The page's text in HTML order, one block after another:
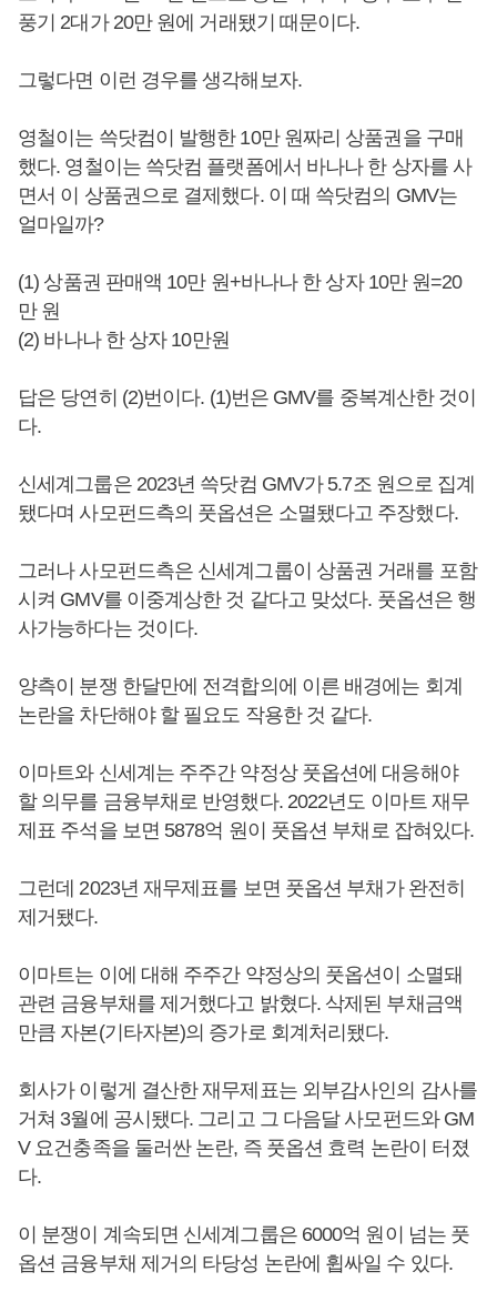
풍기 2대가 20만 원에 거래됐기 때문이다.
그렇다면 이런 경우를 생각해보자.
영철이는 쓱닷컴이 발행한 10만 원짜리 상품권을 구매
했다. 영철이는 쓱닷컴 플랫폼에서 바나나 한 상자를 사
면서 이 상품권으로 결제했다. 이 때 쓱닷컴의 GMV는
얼마일까?
(1) 상품권 판매액 10만 원+바나나 한 상자 10만 원=20
만 원
(2) 바나나 한 상자 10만원
답은 당연히 (2)번이다. (1)번은 GMV를 중복계산한 것이
다.
신세계그룹은 2023년 쓱닷컴 GMV가 5.7조 원으로 집계
됐다며 사모펀드측의 풋옵션은 소멸됐다고 주장했다.
그러나 사모펀드측은 신세계그룹이 상품권 거래를 포함
시켜 GMV를 이중계상한 것 같다고 맞섰다. 풋옵션은 행
사가능하다는 것이다.
양측이 분쟁 한달만에 전격합의에 이른 배경에는 회계
논란을 차단해야 할 필요도 작용한 것 같다.
이마트와 신세계는 주주간 약정상 풋옵션에 대응해야
할 의무를 금융부채로 반영했다. 2022년도 이마트 재무
제표 주석을 보면 5878억 원이 풋옵션 부채로 잡혀있다.
그런데 2023년 재무제표를 보면 풋옵션 부채가 완전히
제거됐다.
이마트는 이에 대해 주주간 약정상의 풋옵션이 소멸돼
관련 금융부채를 제거했다고 밝혔다. 삭제된 부채금액
만큼 자본(기타자본)의 증가로 회계처리됐다.
회사가 이렇게 결산한 재무제표는 외부감사인의 감사를
거쳐 3월에 공시됐다. 그리고 그 다음달 사모펀드와 GM
V 요건충족을 둘러싼 논란, 즉 풋옵션 효력 논란이 터졌
다.
이 분쟁이 계속되면 신세계그룹은 6000억 원이 넘는 풋
옵션 금융부채 제거의 타당성 논란에 휩싸일 수 있다.